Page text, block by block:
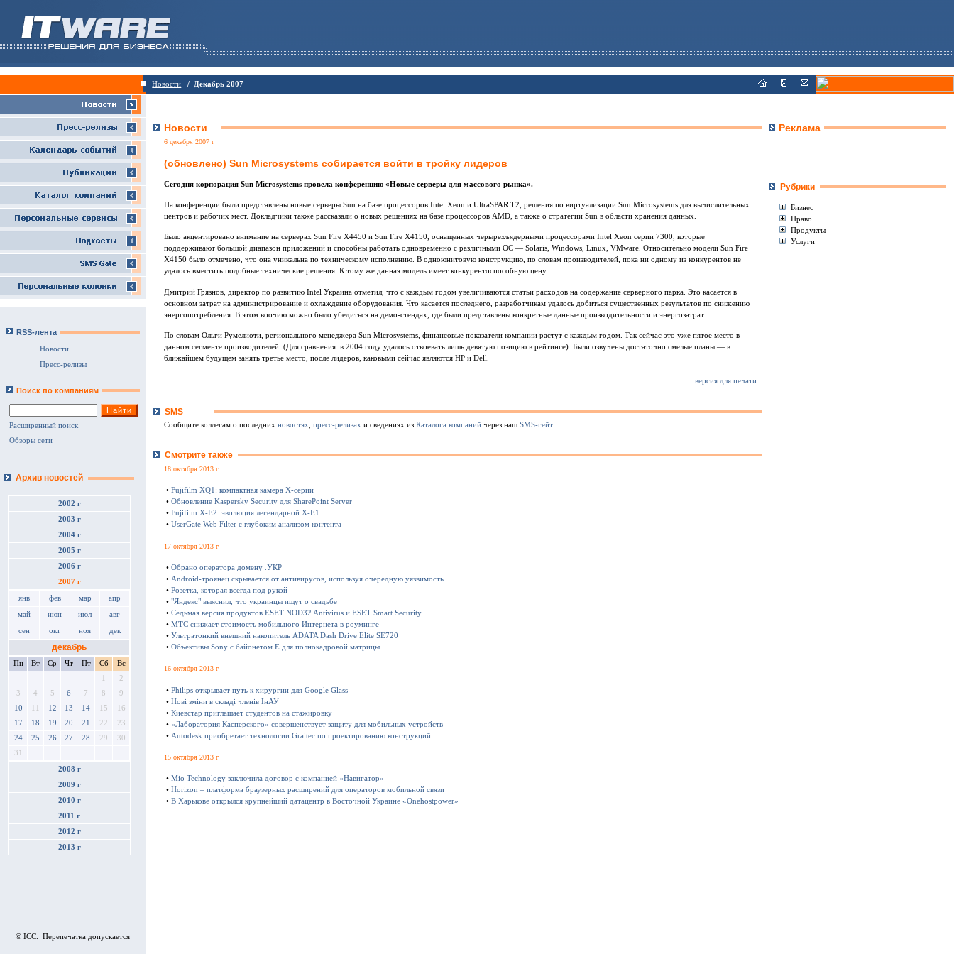
Новости / Декабрь 2007
RSS-лента
Новости
Пресс-релизы
Поиск по компаниям
Расширенный поиск
Обзоры сети
Архив новостей
2002 г
2003 г
2004 г
2005 г
2006 г
2007 г
янв фев мар апр
май июн июл авг
сен окт ноя дек
декабрь
Пн Вт Ср Чт Пт Сб
Вс
1
2
3
4 5 6 7 8
9
10
11 12 13 14 15
16
17
18 19 20 21 22
23
24
25 26 27 28 29
30
31
2008 г
2009 г
2010 г
2011 г
2012 г
2013 г
© ICC. Перепечатка допускается
Новости
6 декабря 2007 г
(обновлено) Sun Microsystems собирается войти в тройку лидеров
Сегодня корпорация Sun Microsystems провела конференцию «Новые серверы для массового рынка».
На конференции были представлены новые серверы Sun на базе процессоров Intel Xeon и UltraSPAR T2, решения по виртуализации Sun Microsystems для вычислительных
центров и рабочих мест. Докладчики также рассказали о новых решениях на базе процессоров AMD, а также о стратегии Sun в области хранения данных.
Было акцентировано внимание на серверах Sun Fire X4450 и Sun Fire X4150, оснащенных черырехъядерными процессорами Intel Xeon серии 7300, которые
поддерживают большой диапазон приложений и способны работать одновременно с различными ОС — Solaris, Windows, Linux, VMware. Относительно модели Sun Fire
X4150 было отмечено, что она уникальна по техническому исполнению. В одноюнитовую конструкцию, по словам производителей, пока ни одному из конкурентов не
удалось вместить подобные технические решения. К тому же данная модель имеет конкурентоспособную цену.
Дмитрий Грязнов, директор по развитию Intel Украина отметил, что с каждым годом увеличиваются статьи расходов на содержание серверного парка. Это касается в
основном затрат на администрирование и охлаждение оборудования. Что касается последнего, разработчикам удалось добиться существенных результатов по снижению
энергопотребления. В этом воочию можно было убедиться на демо-стендах, где были представлены конкретные данные производительности и энергозатрат.
По словам Ольги Румелиоти, регионального менеджера Sun Microsystems, финансовые показатели компании растут с каждым годом. Так сейчас это уже пятое место в
данном сегменте производителей. (Для сравнения: в 2004 году удалось отвоевать лишь девятую позицию в рейтинге). Были озвучены достаточно смелые планы — в
ближайшем будущем занять третье место, после лидеров, каковыми сейчас являются HP и Dell.
версия для печати
SMS
Сообщите коллегам о последних новостях пресс-релизах и сведениях из Каталога компаний через наш SMS-гейт.
Смотрите также
18 октября 2013 г
• Fujifilm XQ1: компактная камера Х-серии
• Обновление Kaspersky Security для SharePoint Server
• Fujifilm X-E2: эволюция легендарной X-E1
• UserGate Web Filter с глубоким анализом контента
17 октября 2013 г
• Обрано оператора домену .УКР
• Android-троянец скрывается от антивирусов, используя очередную уязвимость
• Розетка, которая всегда под рукой
• "Яндекс" выяснил, что украинцы ищут о свадьбе
• Седьмая версия продуктов ESET NOD32 Antivirus и ESET Smart Security
• МТС снижает стоимость мобильного Интернета в роуминге
• Ультратонкий внешний накопитель ADATA Dash Drive Elite SE720
• Объективы Sony с байонетом E для полнокадровой матрицы
16 октября 2013 г
• Philips открывает путь к хирургии для Google Glass
• Нові зміни в складі членів ІнАУ
• Киевстар приглашает студентов на стажировку
• «Лаборатория Касперского» совершенствует защиту для мобильных устройств
• Autodesk приобретает технологии Graitec по проектированию конструкций
15 октября 2013 г
• Mio Technology заключила договор с компанией «Навигатор»
• Horizon – платформа браузерных расширений для операторов мобильной связи
• В Харькове открылся крупнейший датацентр в Восточной Украине «Onehostpower»
Реклама
Рубрики
Бизнес
Право
Продукты
Услуги